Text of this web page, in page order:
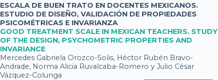
ESCALA DE BUEN TRATO EN DOCENTES MEXICANOS.
ESTUDIO DE DISEÑO, VALIDACIÓN DE PROPIEDADES
PSICOMÉTRICAS E INVARIANZA
GOOD TREATMENT SCALE IN MEXICAN TEACHERS. STUDY
OF THE DESIGN, PSYCHOMETRIC PROPERTIES AND
INVARIANCE
Mercedes Gabriela Orozco-Solis, Héctor Rubén Bravo-
Andrade, Norma Alicia Ruvalcaba-Romero y Julio César
Vázquez-Colunga